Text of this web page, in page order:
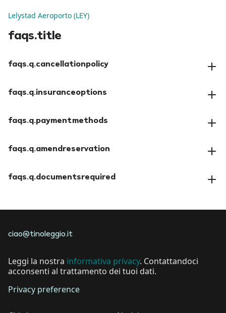
Lelystad Aeroporto (LEY)
faqs.title
faqs.q.cancellationpolicy
faqs.q.insuranceoptions
faqs.q.paymentmethods
faqs.q.amendreservation
faqs.q.documentsrequired
ciao@tinoleggio.it
Leggi la nostra informativa privacy. Contattandoci
acconsenti al trattamento dei tuoi dati.
Privacy preference